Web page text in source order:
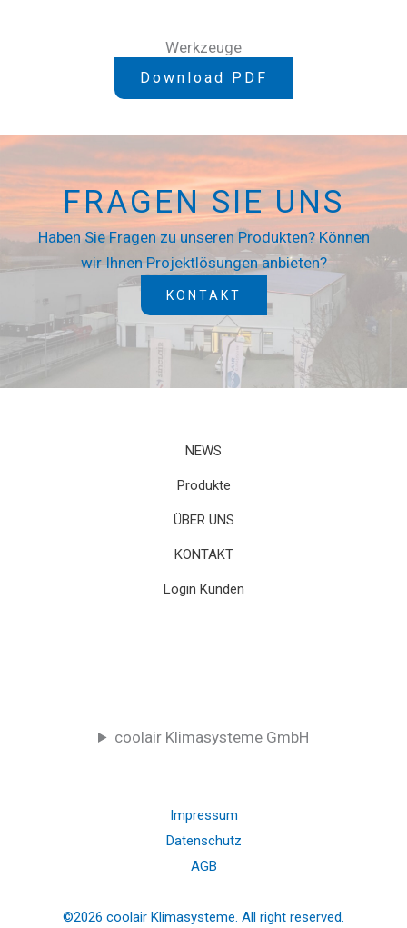
Werkzeuge
Download PDF
FRAGEN SIE UNS
Haben Sie Fragen zu unseren Produkten? Können
wir Ihnen Projektlösungen anbieten?
KONTAKT
NEWS
Produkte
ÜBER UNS
KONTAKT
Login Kunden
coolair Klimasysteme GmbH
Impressum
Datenschutz
AGB
©2026 coolair Klimasysteme. All right reserved.